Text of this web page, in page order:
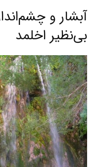
آبشار و
بی‌نظیر اخلمد